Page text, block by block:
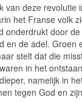
van deze revolutie
het Franse volk
onderdrukt door
en de adel. Groen
stelt dat die
in het
namelijk in
tegen God en